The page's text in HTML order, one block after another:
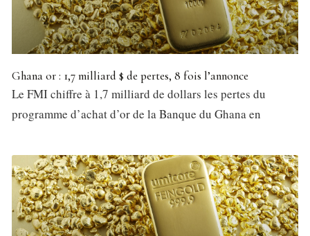
Ghana or : 1,7 milliard $ de pertes, 8 fois l’annonce
Le FMI chiffre à 1,7 milliard de dollars les pertes du
programme d’achat d’or de la Banque du Ghana en